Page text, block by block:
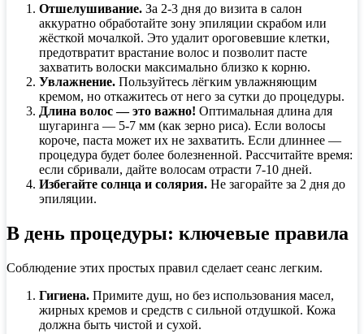
Отшелушивание. За 2-3 дня до визита в салон
аккуратно обработайте зону эпиляции скрабом или
жёсткой мочалкой. Это удалит ороговевшие клетки,
предотвратит врастание волос и позволит пасте
захватить волоски максимально близко к корню.
Увлажнение. Пользуйтесь лёгким увлажняющим
кремом, но откажитесь от него за сутки до процедуры.
Длина волос — это важно! Оптимальная длина для
шугаринга — 5-7 мм (как зерно риса). Если волосы
короче, паста может их не захватить. Если длиннее —
процедура будет более болезненной. Рассчитайте время:
если сбривали, дайте волосам отрасти 7-10 дней.
Избегайте солнца и солярия. Не загорайте за 2 дня до
эпиляции.
В день процедуры: ключевые правила
Соблюдение этих простых правил сделает сеанс легким.
Гигиена. Примите душ, но без использования масел,
жирных кремов и средств с сильной отдушкой. Кожа
должна быть чистой и сухой.